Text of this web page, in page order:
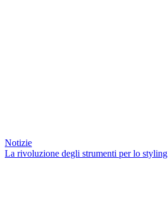
Notizie
La rivoluzione degli strumenti per lo styling